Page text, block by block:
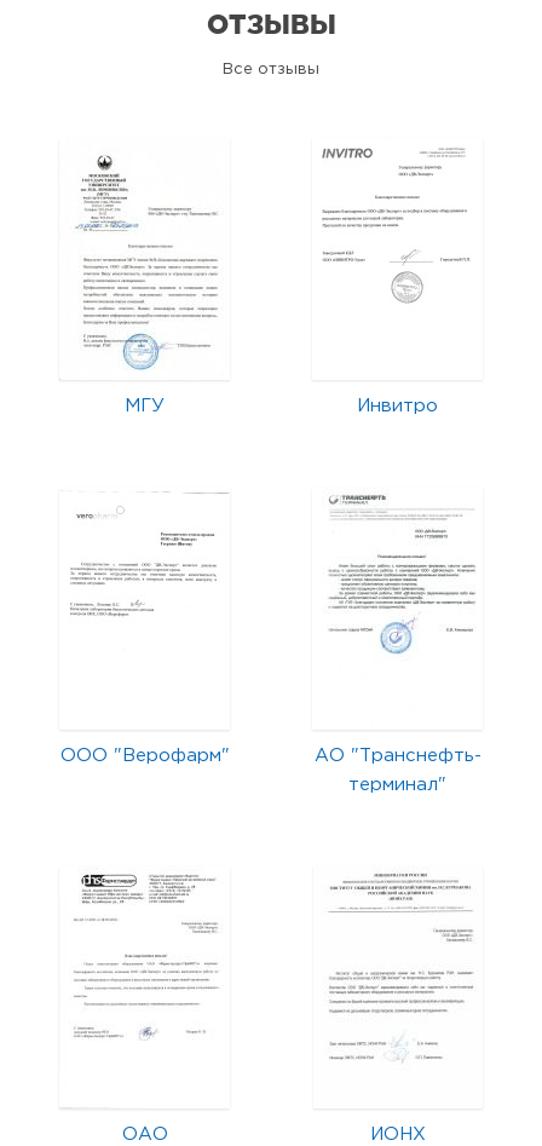
ОТЗЫВЫ
Все отзывы
МГУ Инвитро
ООО "Верофарм"
АО "Транснефть-
терминал"
ОАО
ИОНХ